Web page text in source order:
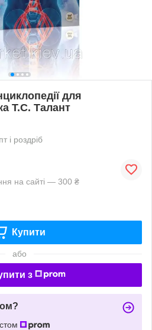
для
Т.С. Талант
і роздріб
на сайті — 300 ₴
Купити
або
з